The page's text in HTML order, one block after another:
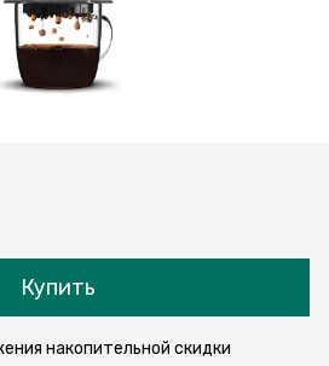
Купить
накопительной скидки